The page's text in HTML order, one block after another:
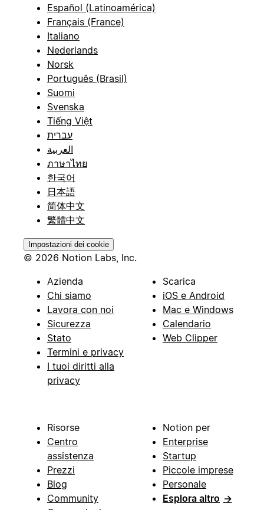
Español (Latinoamérica)
Français (France)
Italiano
Nederlands
Norsk
Português (Brasil)
Suomi
Svenska
Tiếng Việt
עברית
العربية
ภาษาไทย
한국어
日本語
简体中文
繁體中文
Impostazioni dei cookie
© 2026 Notion Labs, Inc.
Azienda
Chi siamo
Lavora con noi
Sicurezza
Stato
Termini e privacy
I tuoi diritti alla
privacy
Scarica
iOS e Android
Mac e Windows
Calendario
Web Clipper
Risorse
Centro
assistenza
Prezzi
Blog
Community
Notion per
Enterprise
Startup
Piccole imprese
Personale
Esplora altro →